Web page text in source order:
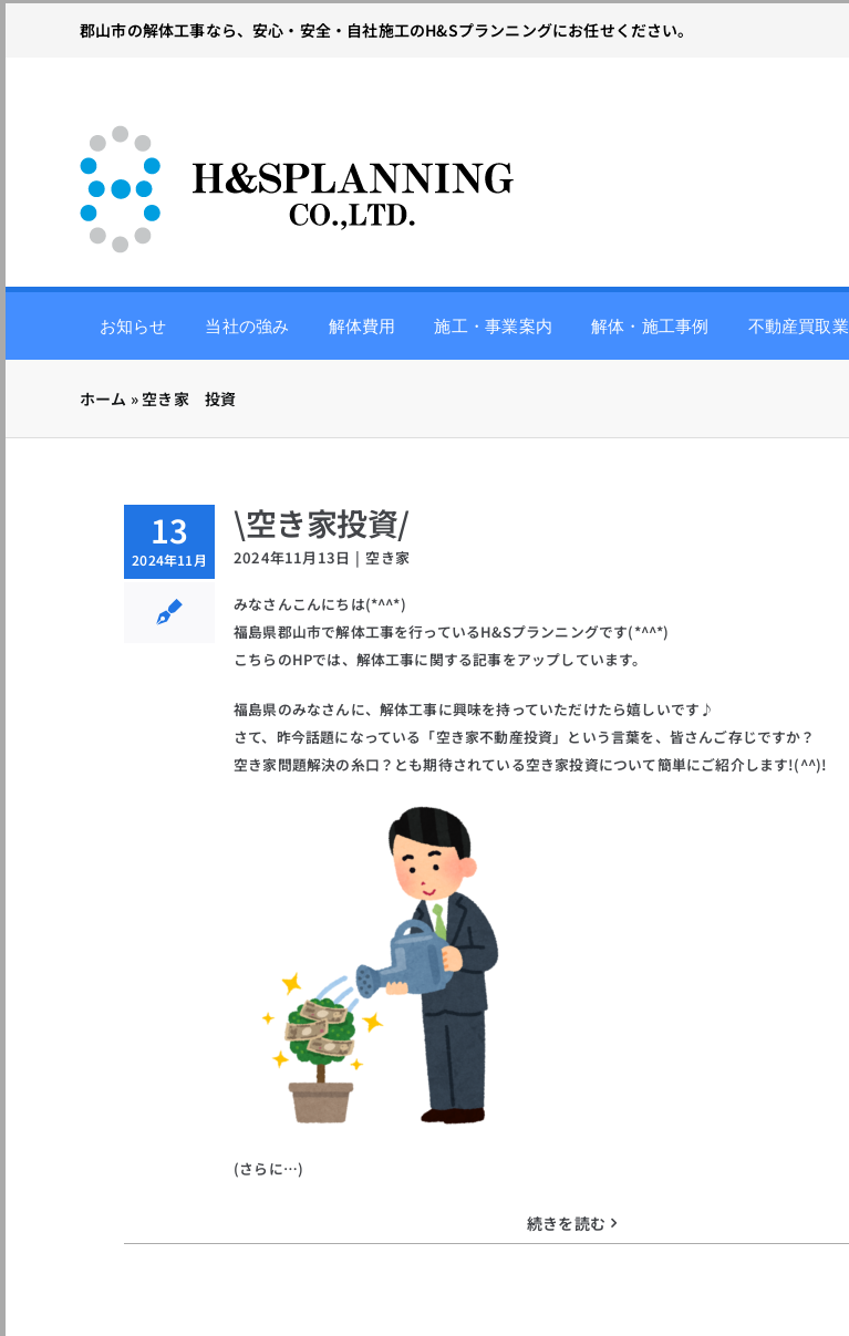
郡山市の解体工事なら、安心・安全・自社施工のH&Sプランニングにお任せください。
お知らせ 当社の強み 解体費用 施工・事業案内 解体・施工事例 不動産買取業
ホーム » 空き家 投資
13
2024年11月
\空き家投資/
2024年11月13日 | 空き家
みなさんこんにちは(*^^*)
福島県郡山市で解体工事を行っているH&Sプランニングです(*^^*)
こちらのHPでは、解体工事に関する記事をアップしています。
福島県のみなさんに、解体工事に興味を持っていただけたら嬉しいです♪
さて、昨今話題になっている「空き家不動産投資」という言葉を、皆さんご存じですか？
空き家問題解決の糸口？とも期待されている空き家投資について簡単にご紹介します!(^^)!
(さらに…)
続きを読む